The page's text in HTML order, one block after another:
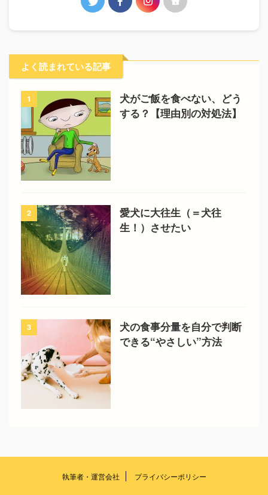
よく読まれている記事
1
犬がご飯を食べない、どう
する？【理由別の対処法】
2
愛犬に大往生（＝犬往
生！）させたい
3
犬の食事分量を自分で判断
できる“やさしい”方法
執筆者・運営会社 プライバシーポリシー